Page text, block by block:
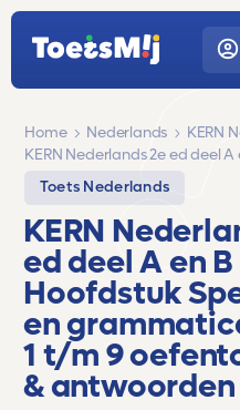
Home Nederlands
KERN
KERN Nederlands 2e ed deel A
Toets Nederlands
KERN
ed deel A en B
Hoofdstuk
en
1 t/m 9
& antwoorden